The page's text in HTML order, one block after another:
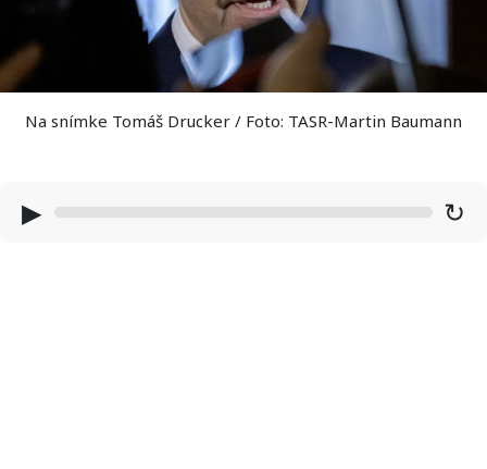
Na snímke Tomáš Drucker / Foto: TASR-Martin Baumann
▶ ↻